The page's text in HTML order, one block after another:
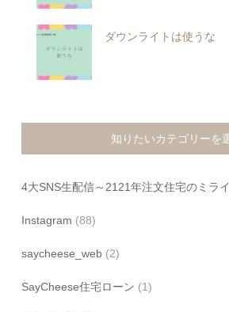
ダウンライトは使うな
知りたいカテゴリーを
4大SNS生配信～2121年注文住宅のミライ
Instagram (88)
saycheese_web (2)
SayCheese住宅ローン (1)